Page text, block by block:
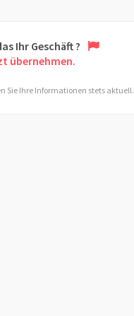
Ihr Geschäft ?
übernehmen.
Sie Ihre Informationen stets aktuell.